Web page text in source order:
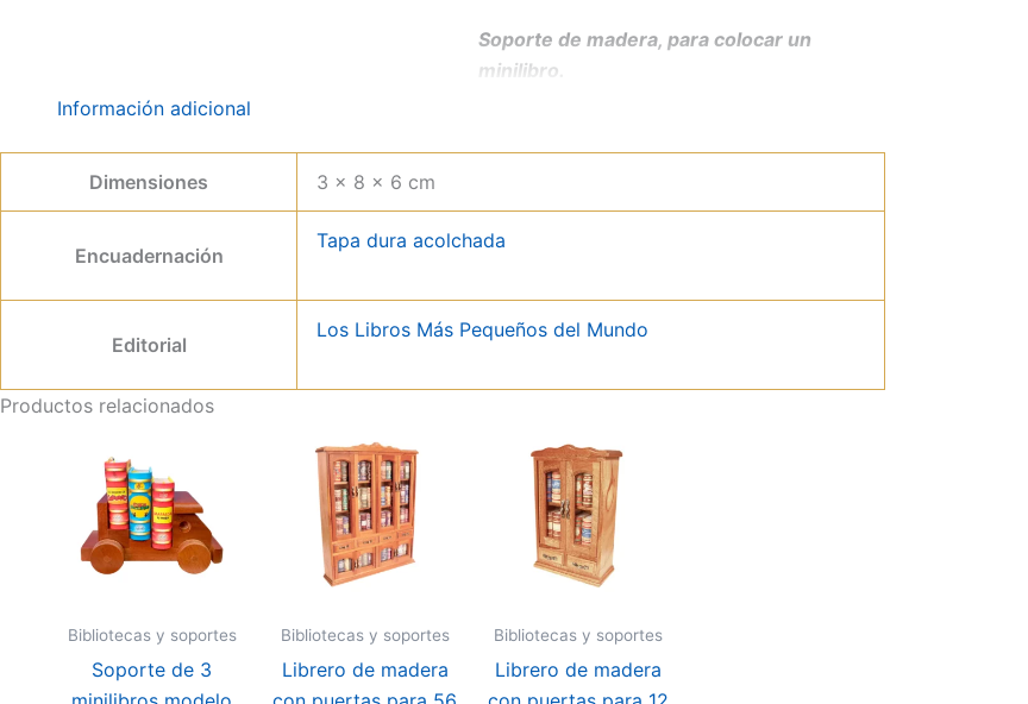
Soporte de madera, para colocar un
minilibro.
Información adicional
Dimensiones 3 × 8 × 6 cm
Encuadernación
Tapa dura acolchada
Editorial
Los Libros Más Pequeños del Mundo
Productos relacionados
Bibliotecas y soportes
Soporte de 3
Bibliotecas y soportes
Librero de madera
Bibliotecas y soportes
Librero de madera